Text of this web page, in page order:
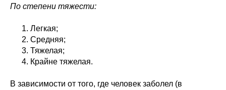
По степени тяжести:
Легкая;
Средняя;
Тяжелая;
Крайне тяжелая.
В зависимости от того, где человек заболел (в